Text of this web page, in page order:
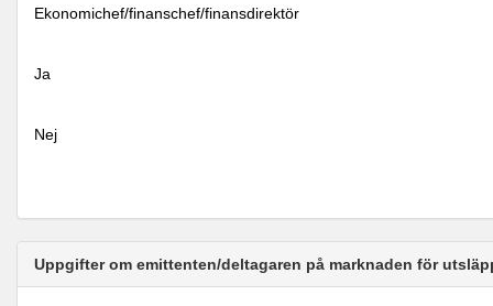
Ekonomichef/finanschef/finansdirektör
Ja
Nej
Uppgifter om emittenten/deltagaren på marknaden för